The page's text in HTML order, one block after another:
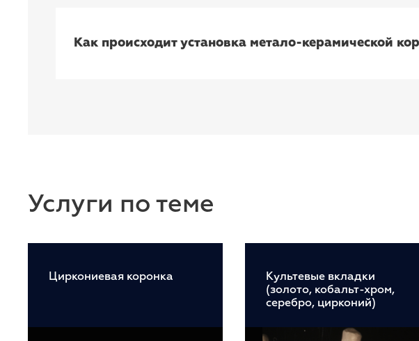
Как происходит установка метало-керамической
Услуги по теме
Циркониевая коронка
Культевые вкладки
(золото, кобальт-хром,
серебро, цирконий)